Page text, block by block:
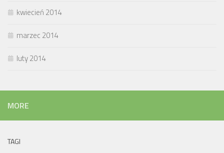
kwiecień 2014
marzec 2014
luty 2014
MORE
TAGI